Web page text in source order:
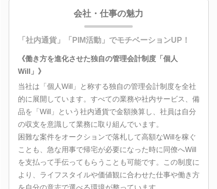
会社・仕事の魅力
「社内通貨」「PIM活動」でモチベーションUP！
《働き方を進化させた独自の管理会計制度「個人
Will」》
当社は「個人Will」と称する独自の管理会計制度を全社
的に展開しています。すべての業務や社内サービス、備
品を「Will」という社内通貨で金額換算し、社員は自分
の収支を意識して業務に取り組んでいます。
困難な案件をオークションで落札して高額なWillを稼ぐ
ことも、急な用事で帰宅が必要になった時に同僚へWill
を支払って手伝ってもらうことも可能です。この制度に
より、ライフスタイルや価値観に合わせた仕事や働き方
を自分の意志で選べる環境が整っています。